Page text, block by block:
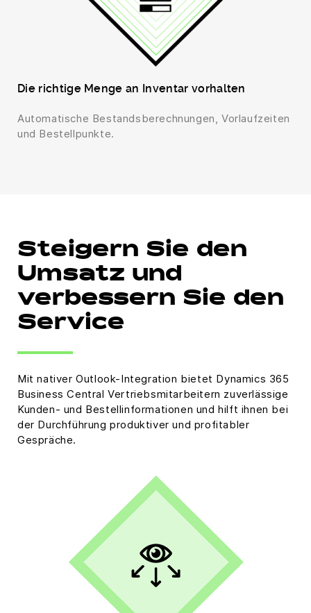
Die richtige Menge an Inventar vorhalten
Automatische Bestandsberechnungen, Vorlaufzeiten
und Bestellpunkte.
Steigern Sie den
Umsatz und
verbessern Sie den
Service
Mit nativer Outlook-Integration bietet Dynamics 365
Business Central Vertriebsmitarbeitern zuverlässige
Kunden- und Bestellinformationen und hilft ihnen bei
der Durchführung produktiver und profitabler
Gespräche.